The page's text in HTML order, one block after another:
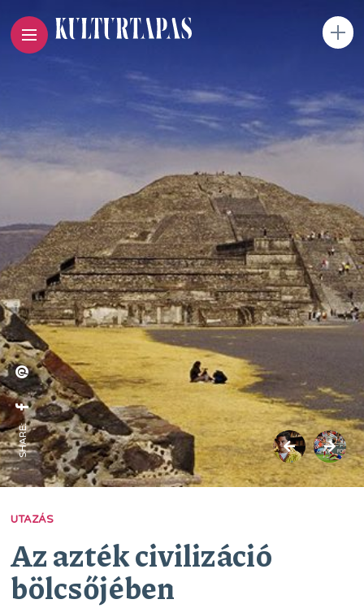
SHARE:
UTAZÁS
Az azték civilizáció
bölcsőjében